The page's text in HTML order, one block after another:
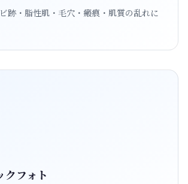
跡・脂性肌・毛穴・瘢痕・肌質の乱れに
フォト